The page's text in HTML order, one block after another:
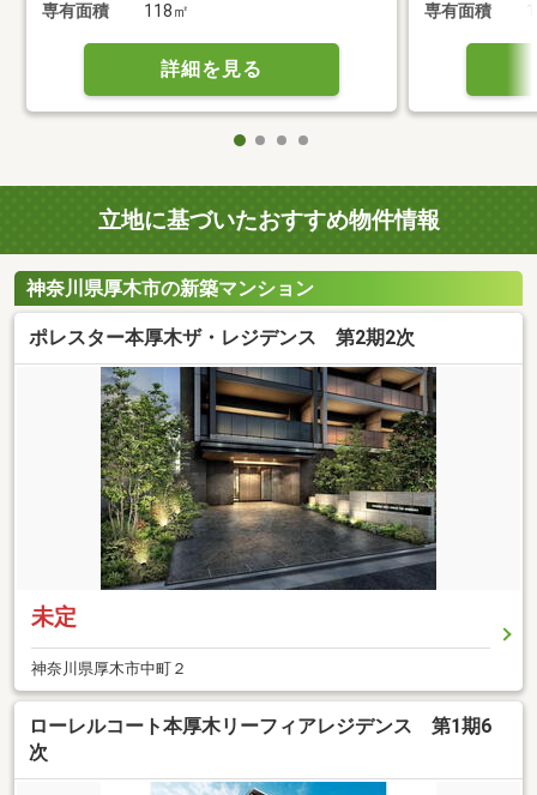
専有面積
118㎡
詳細を見る
専有面積
立地に基づいたおすすめ物件情報
神奈川県厚木市の新築マンション
ポレスター本厚木ザ・レジデンス 第2期2次
未定
神奈川県厚木市中町２
ローレルコート本厚木リーフィアレジデンス 第1期6
次